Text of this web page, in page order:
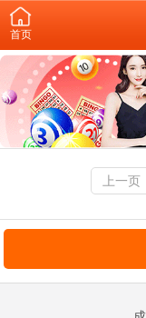
首页
上一页